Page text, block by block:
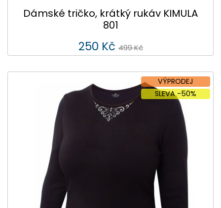
Dámské tričko, krátký rukáv KIMULA
801
250 Kč 499 Kč
VÝPRODEJ
SLEVA -50%